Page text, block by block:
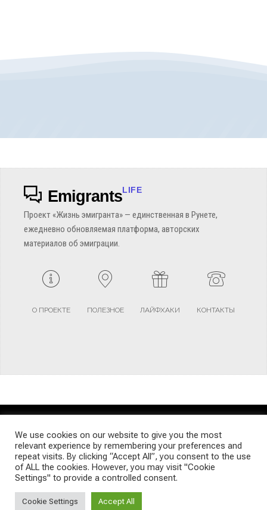
EmigrantsLIFE
Проект «Жизнь эмигранта» — единственная в Рунете,
ежедневно обновляемая платформа, авторских
материалов об эмиграции.
О ПРОЕКТЕ ПОЛЕЗНОЕ ЛАЙФХАКИ КОНТАКТЫ
TERMS AND CONDITIONS PRIVACY POLICY SITEMAP
© Emigrants Life WordPress Theme by TagDiv
We use cookies on our website to give you the most
relevant experience by remembering your preferences and
repeat visits. By clicking “Accept All”, you consent to the use
of ALL the cookies. However, you may visit "Cookie
Settings" to provide a controlled consent.
Cookie Settings Accept All